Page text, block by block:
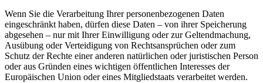
Wenn Sie die Verarbeitung Ihrer personenbezogenen Daten
eingeschränkt haben, dürfen diese Daten – von ihrer Speicherung
abgesehen – nur mit Ihrer Einwilligung oder zur Geltendmachung,
Ausübung oder Verteidigung von Rechtsansprüchen oder zum
Schutz der Rechte einer anderen natürlichen oder juristischen Person
oder aus Gründen eines wichtigen öffentlichen Interesses der
Europäischen Union oder eines Mitgliedstaats verarbeitet werden.